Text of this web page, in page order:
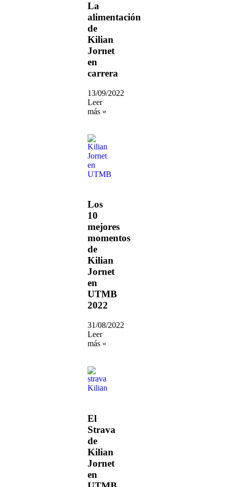
La
alimentación
de
Kilian
Jornet
en
carrera
13/09/2022
Leer
más »
Los
10
mejores
momentos
de
Kilian
Jornet
en
UTMB
2022
31/08/2022
Leer
más »
El
Strava
de
Kilian
Jornet
en